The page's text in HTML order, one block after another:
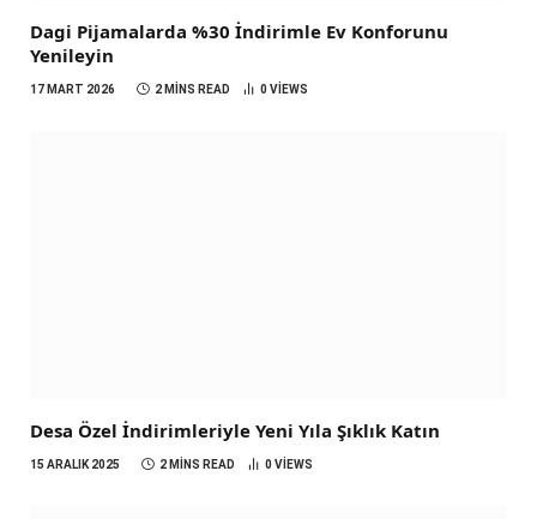
Dagi Pijamalarda %30 İndirimle Ev Konforunu
Yenileyin
17 MART 2026 2 MINS READ 0 VIEWS
Desa Özel İndirimleriyle Yeni Yıla Şıklık Katın
15 ARALIK 2025 2 MINS READ 0 VIEWS